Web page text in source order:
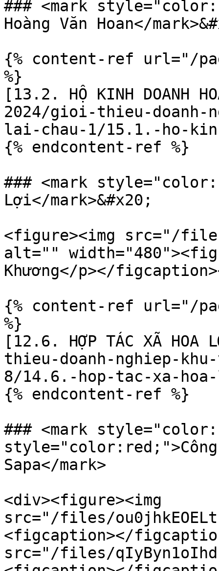
### <mark
Hoàng Văn Hoan</
{% content-ref url="/
%}
[13.2. HỘ KINH DOANH
2024/gioi-thieu-doanh-
lai-chau-1/15.1.-ho-
{% endcontent-ref %}
### <mark
Lợi</mark>&#x20;
<figure><img src="/files/
alt=""
Khương</p></
{% content-ref url="/
%}
[12.6. HỢP TÁC XÃ
thieu-doanh-nghiep-
8/14.6.-hop-tac-xa-
{% endcontent-ref %}
### <mark
style="color:red;">Công
Sapa</mark>
<div><figure><img
src="/files/
<figcaption></
src="/files/